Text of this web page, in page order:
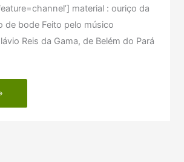
material : ouriço da
de bode Feito pelo músico
Reis da Gama, de Belém do Pará